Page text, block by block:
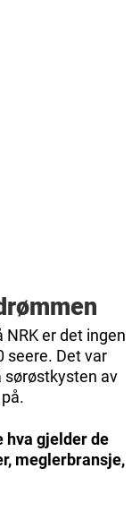
er det ingen
seere. Det var
sørøstkysten av
hva gjelder de
meglerbransje,